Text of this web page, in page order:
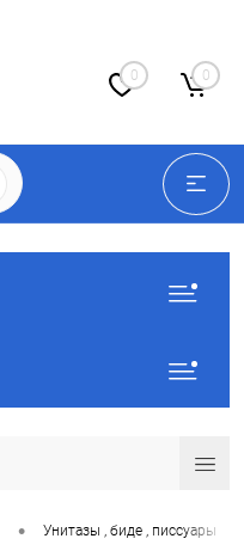
0 0
• Унитазы , биде , писсуары